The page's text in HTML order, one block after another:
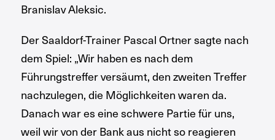
Branislav Aleksic.
Der Saaldorf-Trainer Pascal Ortner sagte nach
dem Spiel: „Wir haben es nach dem
Führungstreffer versäumt, den zweiten Treffer
nachzulegen, die Möglichkeiten waren da.
Danach war es eine schwere Partie für uns,
weil wir von der Bank aus nicht so reagieren